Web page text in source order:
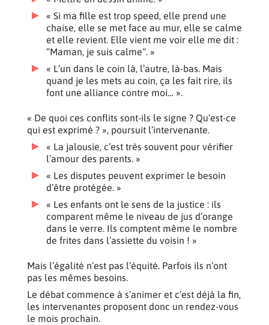
« Si ma fille est trop speed, elle prend une
chaise, elle se met face au mur, elle se calme
et elle revient. Elle vient me voir elle me dit :
“Maman, je suis calme“. »
« L’un dans le coin là, l’autre, là-bas. Mais
quand je les mets au coin, ça les fait rire, ils
font une alliance contre moi… ».
« De quoi ces conflits sont-ils le signe ? Qu’est-ce
qui est exprimé ? », poursuit l’intervenante.
« La jalousie, c’est très souvent pour vérifier
l’amour des parents. »
« Les disputes peuvent exprimer le besoin
d’être protégée. »
« Les enfants ont le sens de la justice : ils
comparent même le niveau de jus d’orange
dans le verre. Ils comptent même le nombre
de frites dans l’assiette du voisin ! »
Mais l’égalité n’est pas l’équité. Parfois ils n’ont
pas les mêmes besoins.
Le débat commence à s’animer et c’est déjà la fin,
les intervenantes proposent donc un rendez-vous
le mois prochain.